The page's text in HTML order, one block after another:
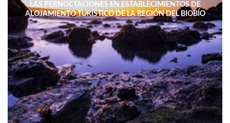
LAS PERNOCTACIONES EN ESTABLECIMIENTOS DE
ALOJAMIENTO TURÍSTICO DE LA REGIÓN DEL BIOBÍO
DISMINUYERON 15,4% INTERANUAL